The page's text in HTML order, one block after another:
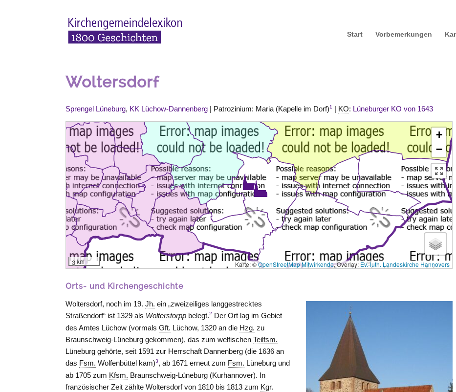
Start Vorbemerkungen
Woltersdorf
Sprengel Lüneburg, KK Lüchow-Dannenberg | Patrozinium: Maria (Kapelle im Dorf)1 | KO: Lüneburger KO von 1643
+
−
3 km Karte: ©OpenStreetMap Mitwirkende, Overlay: Ev.-luth. Landeskirche Hannovers
Orts- und Kirchengeschichte
Woltersdorf, noch im 19.Jh. ein „zweizeiliges langgestrecktes
Straßendorf“ ist 1329 als Wolterstorpp belegt.2 Der Ort lag im Gebiet
des Amtes Lüchow (vormalsGft. Lüchow, 1320 an die Hzg. zu
Braunschweig-Lüneburg gekommen), das zum welfischenTeilfsm.
Lüneburg gehörte, seit 1591 zur Herrschaft Dannenberg (die 1636 an
das Fsm. Wolfenbüttel kam)3, ab 1671 erneut zum Fsm. Lüneburg und
ab 1705 zum Kfsm. Braunschweig-Lüneburg (Kurhannover). In
französischer Zeit zählte Woltersdorf von 1810 bis 1813 zum Kgr.